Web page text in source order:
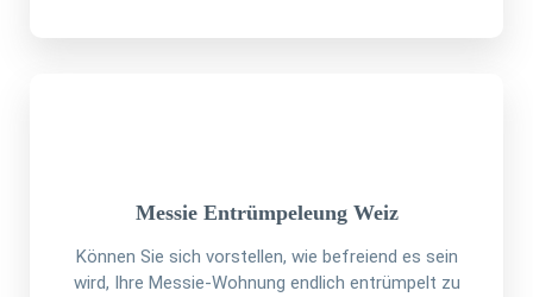
Messie Entrümpeleung Weiz
Können Sie sich vorstellen, wie befreiend es sein
wird, Ihre Messie-Wohnung endlich entrümpelt zu